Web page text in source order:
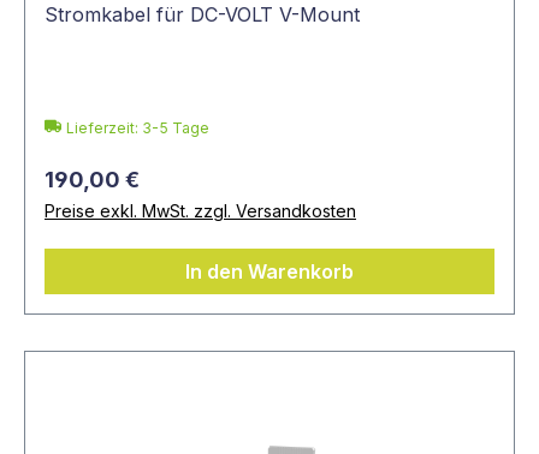
Stromkabel für DC-VOLT V-Mount
Lieferzeit: 3-5 Tage
190,00 €
Preise exkl. MwSt. zzgl. Versandkosten
In den Warenkorb